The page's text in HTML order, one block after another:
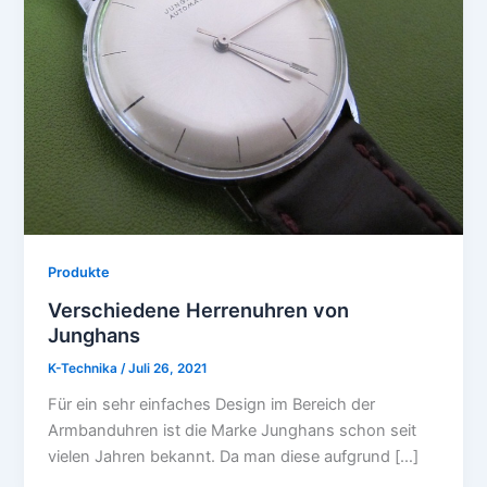
Produkte
Verschiedene Herrenuhren von
Junghans
K-Technika/Juli 26, 2021
Für ein sehr einfaches Design im Bereich der
Armbanduhren ist die Marke Junghans schon seit
vielen Jahren bekannt. Da man diese aufgrund […]